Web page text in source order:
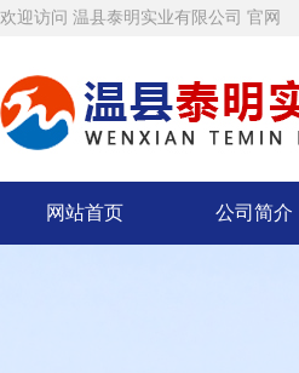
欢迎访问 温县泰明实业有限公司 官网
网站首页 公司简介